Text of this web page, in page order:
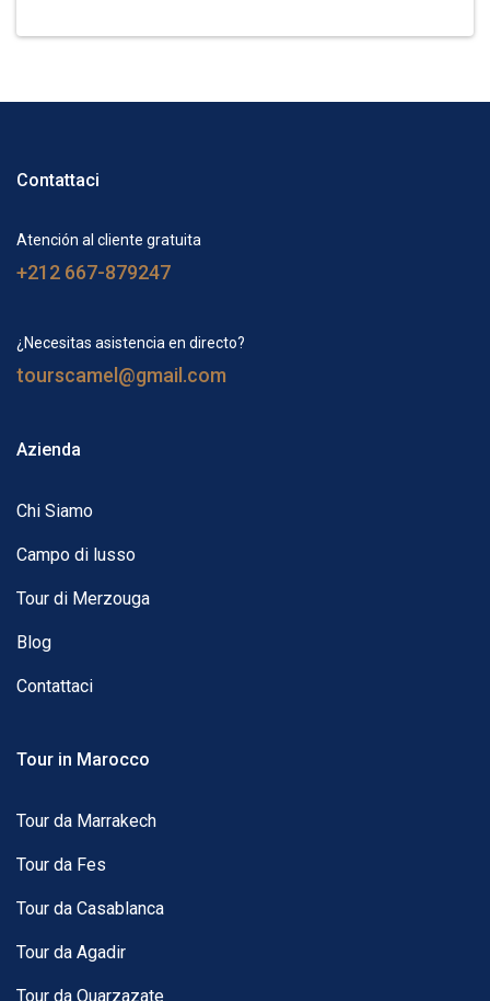
Contattaci
Atención al cliente gratuita
+212 667-879247
¿Necesitas asistencia en directo?
tourscamel@gmail.com
Azienda
Chi Siamo
Campo di lusso
Tour di Merzouga
Blog
Contattaci
Tour in Marocco
Tour da Marrakech
Tour da Fes
Tour da Casablanca
Tour da Agadir
Tour da Ouarzazate